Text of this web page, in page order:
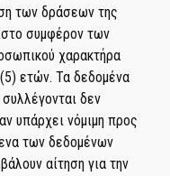
των δράσεων της
συμφέρον των
χαρακτήρα
ετών. Τα δεδομένα
δεν
υπάρχει νόμιμη προς
των δεδομένων
αίτηση για την